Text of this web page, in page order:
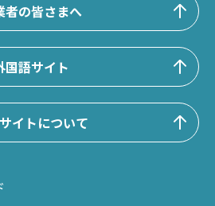
者の皆さまへ
国語サイト
イトについて